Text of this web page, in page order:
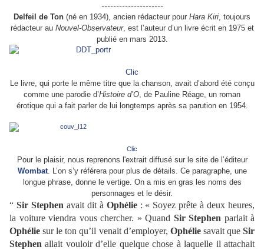
---------------------
Delfeil de Ton (né en 1934), ancien rédacteur pour Hara Kiri, toujours
rédacteur au Nouvel-Observateur, est l’auteur d’un livre écrit en 1975 et
publié en mars 2013.
Clic
Le livre, qui porte le même titre que la chanson, avait d’abord été conçu
comme une parodie d’Histoire d’O, de Pauline Réage, un roman
érotique qui a fait parler de lui longtemps après sa parution en 1954.
Clic
Pour le plaisir, nous reprenons l'extrait diffusé sur le site de l’éditeur
Wombat. L’on s’y référera pour plus de détails. Ce paragraphe, une
longue phrase, donne le vertige. On a mis en gras les noms des
personnages et le désir.
“ Sir Stephen avait dit à Ophélie: « Soyez prête à deux heures,
la voiture viendra vous chercher. » Quand Sir Stephen parlait à
Ophélie sur le ton qu’il venait d’employer, Ophéliesavait queSir
Stephen allait vouloir d’elle quelque chose à laquelle il attachait